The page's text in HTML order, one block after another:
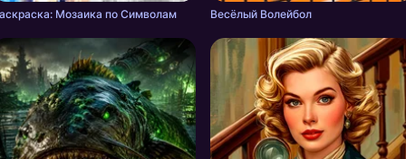
Мозаика по Символам Весёлый Волейбол